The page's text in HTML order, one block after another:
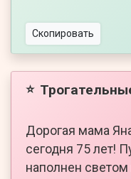
Скопировать
⭐
Дорогая мама
сегодня 75 лет!
наполнен